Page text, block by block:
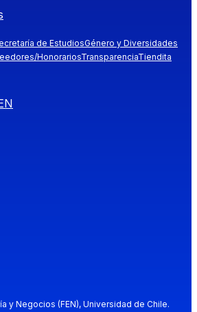
de EstudiosGénero y Diversidades
HonorariosTransparenciaTiendita
y Negocios (FEN), Universidad de Chile.